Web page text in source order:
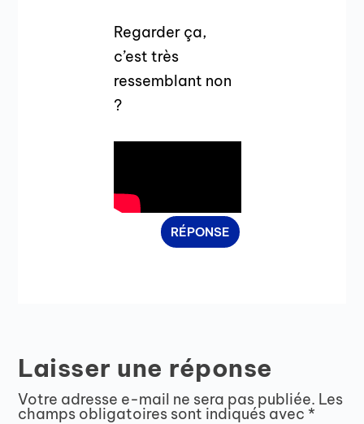
Regarder ça,
c’est très
ressemblant non
?
RÉPONSE
Laisser une réponse
Votre adresse e-mail ne sera pas publiée. Les
champs obligatoires sont indiqués avec *